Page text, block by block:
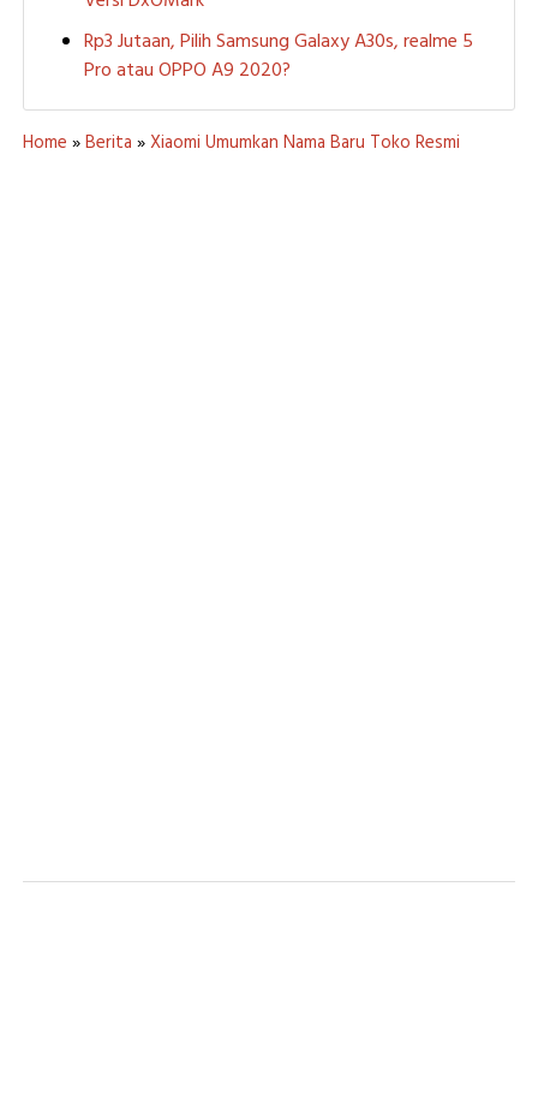
Rp3 Jutaan, Pilih Samsung Galaxy A30s, realme 5
Pro atau OPPO A9 2020?
Home »Berita »Xiaomi Umumkan Nama Baru Toko Resmi